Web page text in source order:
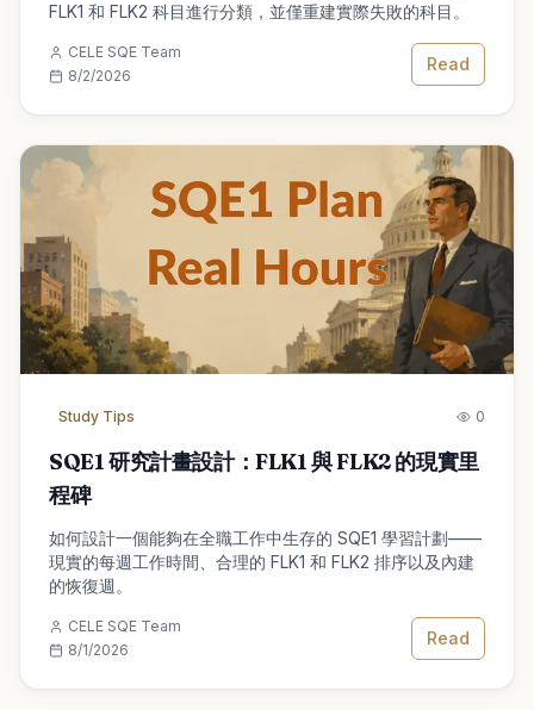
FLK1 和 FLK2 科目進行分類，並僅重建實際失敗的科目。
CELE SQE Team
8/2/2026
Read
Study Tips 0
SQE1 研究計畫設計：FLK1 與 FLK2 的現實里
程碑
如何設計一個能夠在全職工作中生存的 SQE1 學習計劃——
現實的每週工作時間、合理的 FLK1 和 FLK2 排序以及內建
的恢復週。
CELE SQE Team
8/1/2026
Read